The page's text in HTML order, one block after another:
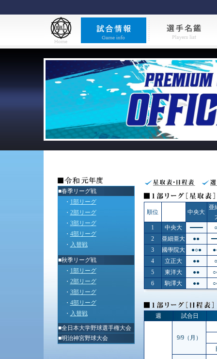
■春季リーグ戦
・ 1部リーグ
・ 2部リーグ
・ 3部リーグ
・ 4部リーグ
・ 入替戦
■秋季リーグ戦
・ 1部リーグ
・ 2部リーグ
・ 3部リーグ
・ 4部リーグ
・ 入替戦
■全日本大学野球選手権大会
■明治神宮野球大会
順位 中央大
亜
1
中央大
2
亜細亜大
●●
3
國學院大 ●○●
4
立正大 ●●
5
東洋大 ●●
6
駒澤大 ●●
週 試合日
9/9（月）